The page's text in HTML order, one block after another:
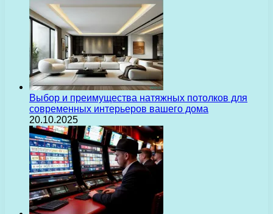
Выбор и преимущества натяжных потолков для
современных интерьеров вашего дома
20.10.2025